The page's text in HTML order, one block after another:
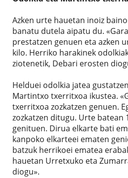
Azken urte hauetan inoiz
banatu dutela aipatu du.
prestatzen genuen eta azken
kilo. Herriko harakinek
ziotenetik, Debari erosten
Helduei odolkia jatea
Martintxo txerritxoa ikustea.
txerritxoa zozkatzen genuen.
zozkatzen ditugu. Urte batean
genituen. Dirua elkarte bati
kanpoko elkarteei ematen
batzuk herrikoei ematea
hauetan Urretxuko eta
diogu».